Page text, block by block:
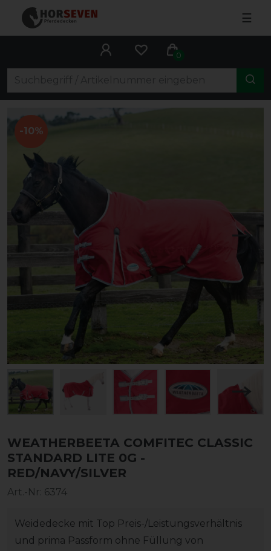
☰
0
-10%
WEATHERBEETA COMFITEC CLASSIC
STANDARD LITE 0G -
RED/NAVY/SILVER
Art.-Nr: 6374
Weidedecke mit Top Preis-/Leistungsverhältnis
und prima Passform ohne Füllung von